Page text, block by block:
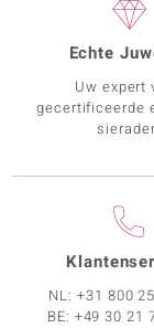
Echte
Uw expert
gecertificeerde
NL:+31 800
BE: +49 30 21